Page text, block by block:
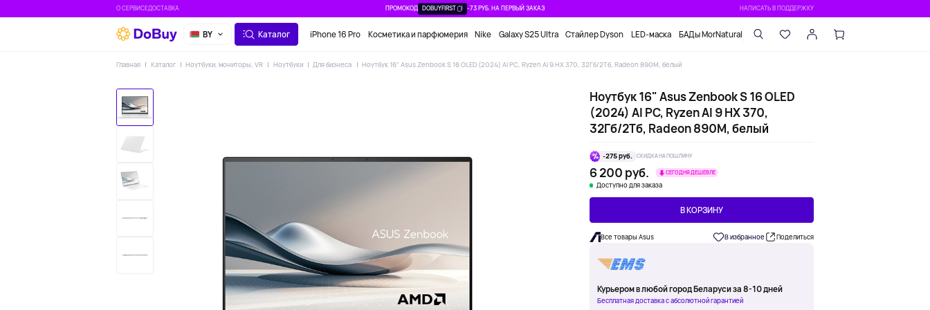
О СЕРВИСЕДОСТАВКА ПРОМОКОД DOBUYFIRST -73 РУБ. НА ПЕРВЫЙ ЗАКАЗ НАПИСАТЬ В ПОДДЕРЖКУ
BY Каталог iPhone 16 Pro Косметика и парфюмерия Nike Galaxy S25 Ultra Стайлер Dyson LED-маска БАДы MorNatural
Главная Каталог Ноутбуки, мониторы, VR Ноутбуки Для бизнеса Ноутбук 16" Asus Zenbook S 16 OLED (2024) AI PC, Ryzen AI 9 HX 370, 32Гб/2Тб, Radeon 890M, белый
Ноутбук 16" Asus Zenbook S 16 OLED
(2024) AI PC, Ryzen AI 9 HX 370,
32Гб/2Тб, Radeon 890M, белый
-275 руб. СКИДКА НА ПОШЛИНУ
6 200 руб. СЕГОДНЯ ДЕШЕВЛЕ
Доступно для заказа
В КОРЗИНУ
Все товары Asus В избранное Поделиться
Курьером в любой город Беларуси за 8-10 дней
Бесплатная доставка с абсолютной гарантией